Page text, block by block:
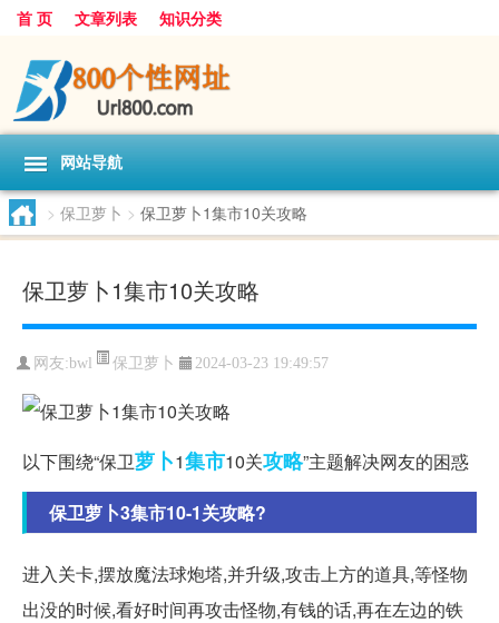
首 页 文章列表 知识分类
网站导航
> 保卫萝卜 > 保卫萝卜1集市10关攻略
保卫萝卜1集市10关攻略
网友:bwl 保卫萝卜 2024-03-23 19:49:57
以下围绕“保卫萝卜1集市10关攻略”主题解决网友的困惑
保卫萝卜3集市10-1关攻略?
进入关卡,摆放魔法球炮塔,并升级,攻击上方的道具,等怪物
出没的时候,看好时间再攻击怪物,有钱的话,再在左边的铁